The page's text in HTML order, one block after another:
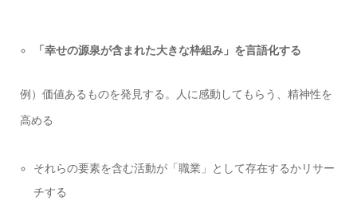
「幸せの源泉が含まれた大きな枠組み」を言語化する
例）価値あるものを発見する。人に感動してもらう、精神性を
高める
それらの要素を含む活動が「職業」として存在するかリサー
チする